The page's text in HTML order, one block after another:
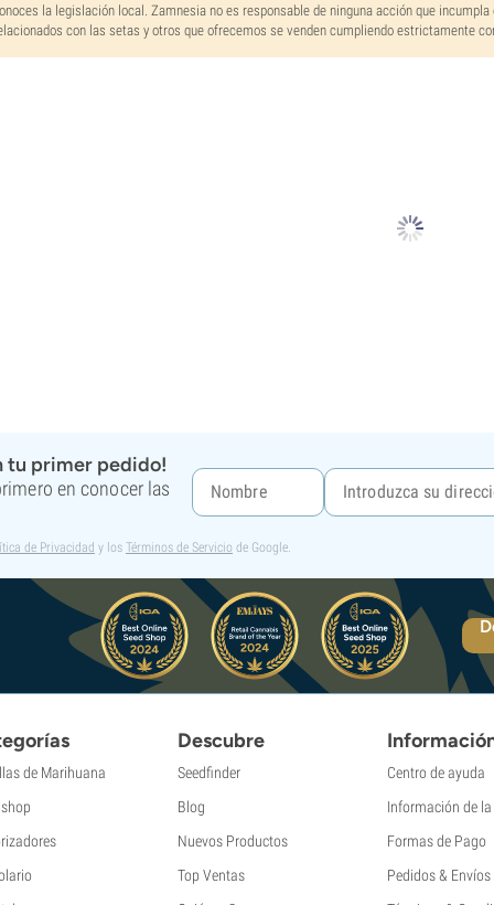
la legislación local. Zamnesia no es responsable de ninguna acción que
con las setas y otros que ofrecemos se venden cumpliendo estrictamente
tu primer pedido!
en conocer las
de Privacidad y los Términos de Servicio de Google.
de Marihuana
Descubre
Seedfinder
Blog
Nuevos Productos
Top Ventas
Centro de ayuda
Información de
Formas de Pago
Pedidos & Envíos